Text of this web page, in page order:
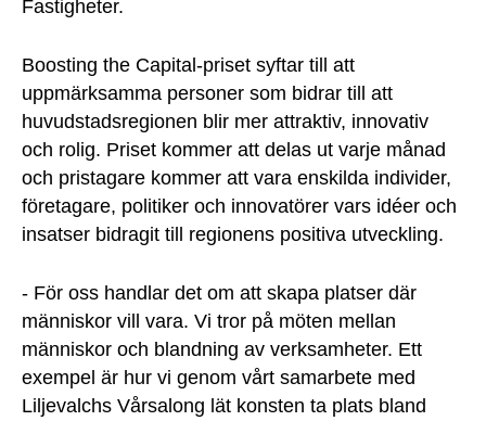
Fastigheter.
Boosting the Capital-priset syftar till att
uppmärksamma personer som bidrar till att
huvudstadsregionen blir mer attraktiv, innovativ
och rolig. Priset kommer att delas ut varje månad
och pristagare kommer att vara enskilda individer,
företagare, politiker och innovatörer vars idéer och
insatser bidragit till regionens positiva utveckling.
- För oss handlar det om att skapa platser där
människor vill vara. Vi tror på möten mellan
människor och blandning av verksamheter. Ett
exempel är hur vi genom vårt samarbete med
Liljevalchs Vårsalong lät konsten ta plats bland